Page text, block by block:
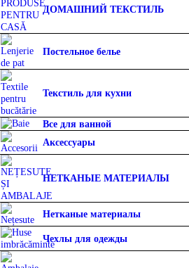
ДОМАШНИЙ ТЕКСТИЛЬ
Постельное белье
Текстиль для кухни
Все для ванной
Аксессуары
НЕТКАНЫЕ МАТЕРИАЛЫ
Нетканые материалы
Чехлы для одежды